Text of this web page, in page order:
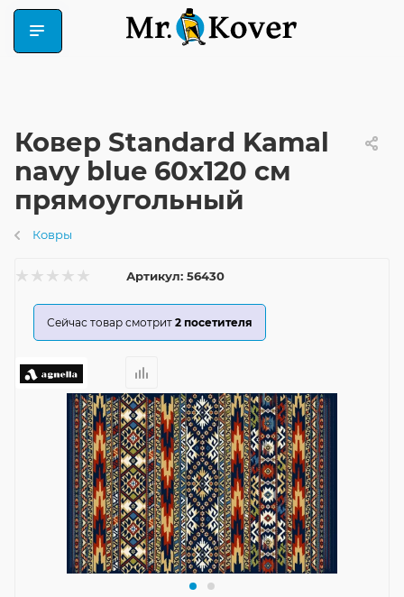
Ковер Standard Kamal
navy blue 60x120 см
прямоугольный
Ковры
Артикул: 56430
Сейчас товар смотрит 2 посетителя